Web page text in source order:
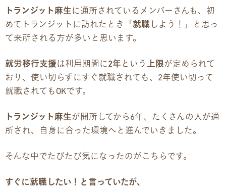
広報チラシ・刊行物
アクセス・ご案内
交通アクセス
事業所ツアーマップ
Q&A
トランジット麻生に通所されているメンバーさんも、初
めてトランジットに訪れたとき「 就職 しよう！」と思っ
て来所される方が多いと思います。
就労移行支援は利用期間に2年 という 上限が定められて
おり、使い切らずにすぐ就職されても、2年使い切って
就職されてもOKです。
トランジット麻生が開所してから6年、たくさんの人が通
所され、自身に合った環境へと進んでいきました。
そんな中でたびたび気になったのがこちらです。
すぐに就職したい！と言っていたが、